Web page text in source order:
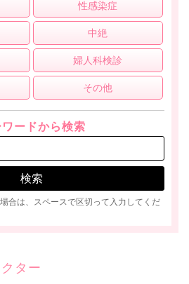
性感染症
中絶
婦人科検診
その他
ワードから検索
合は、スペースで区切って入力してくだ
ター